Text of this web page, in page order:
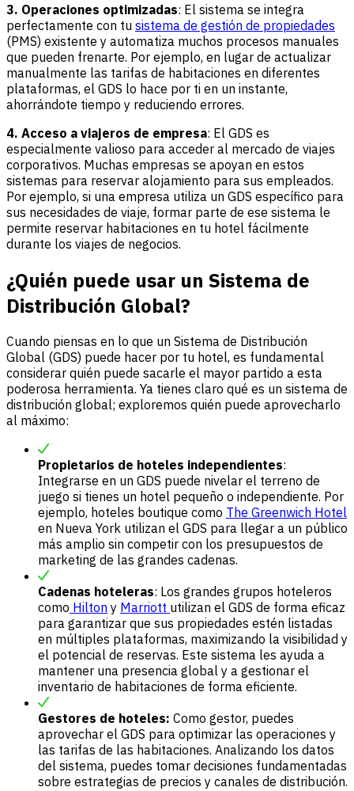
3. Operaciones optimizadas: El sistema se integra
perfectamente con tu sistema de gestión de propiedades
(PMS) existente y automatiza muchos procesos manuales
que pueden frenarte. Por ejemplo, en lugar de actualizar
manualmente las tarifas de habitaciones en diferentes
plataformas, el GDS lo hace por ti en un instante,
ahorrándote tiempo y reduciendo errores.
4. Acceso a viajeros de empresa: El GDS es
especialmente valioso para acceder al mercado de viajes
corporativos. Muchas empresas se apoyan en estos
sistemas para reservar alojamiento para sus empleados.
Por ejemplo, si una empresa utiliza un GDS específico para
sus necesidades de viaje, formar parte de ese sistema le
permite reservar habitaciones en tu hotel fácilmente
durante los viajes de negocios.
¿Quién puede usar un Sistema de
Distribución Global?
Cuando piensas en lo que un Sistema de Distribución
Global (GDS) puede hacer por tu hotel, es fundamental
considerar quién puede sacarle el mayor partido a esta
poderosa herramienta. Ya tienes claro qué es un sistema de
distribución global; exploremos quién puede aprovecharlo
al máximo:
Propietarios de hoteles independientes:
Integrarse en un GDS puede nivelar el terreno de
juego si tienes un hotel pequeño o independiente. Por
ejemplo, hoteles boutique como The Greenwich Hotel
en Nueva York utilizan el GDS para llegar a un público
más amplio sin competir con los presupuestos de
marketing de las grandes cadenas.
Cadenas hoteleras: Los grandes grupos hoteleros
como Hilton y Marriott utilizan el GDS de forma eficaz
para garantizar que sus propiedades estén listadas
en múltiples plataformas, maximizando la visibilidad y
el potencial de reservas. Este sistema les ayuda a
mantener una presencia global y a gestionar el
inventario de habitaciones de forma eficiente.
Gestores de hoteles: Como gestor, puedes
aprovechar el GDS para optimizar las operaciones y
las tarifas de las habitaciones. Analizando los datos
del sistema, puedes tomar decisiones fundamentadas
sobre estrategias de precios y canales de distribución.